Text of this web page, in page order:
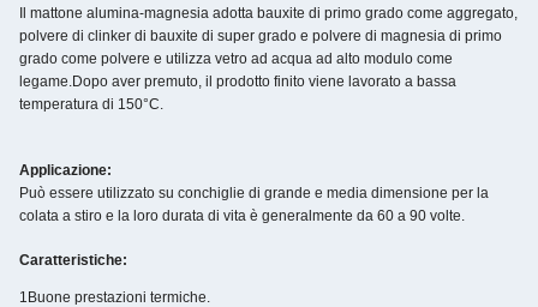
Il mattone alumina-magnesia adotta bauxite di primo grado come aggregato,
polvere di clinker di bauxite di super grado e polvere di magnesia di primo
grado come polvere e utilizza vetro ad acqua ad alto modulo come
legame.Dopo aver premuto, il prodotto finito viene lavorato a bassa
temperatura di 150°C.
Applicazione:
Può essere utilizzato su conchiglie di grande e media dimensione per la
colata a stiro e la loro durata di vita è generalmente da 60 a 90 volte.
Caratteristiche:
1Buone prestazioni termiche.